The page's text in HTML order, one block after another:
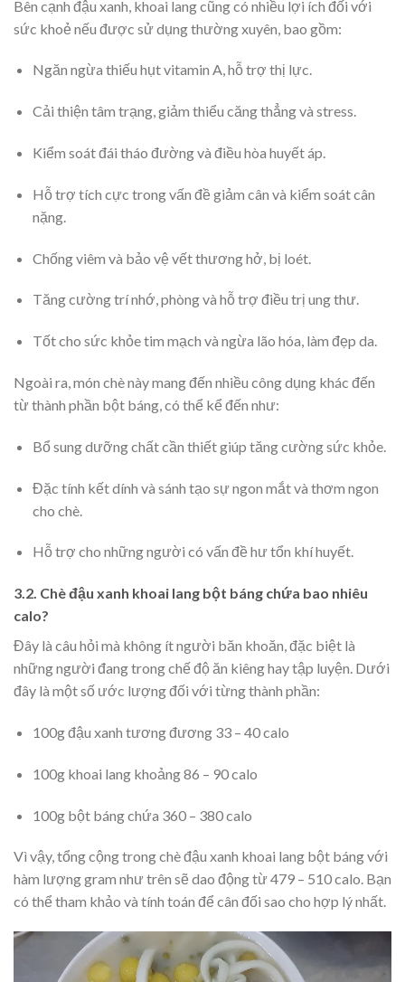
Bên cạnh đậu xanh, khoai lang cũng có nhiều lợi ích đối với
sức khoẻ nếu được sử dụng thường xuyên, bao gồm:
Ngăn ngừa thiếu hụt vitamin A, hỗ trợ thị lực.
Cải thiện tâm trạng, giảm thiểu căng thẳng và stress.
Kiểm soát đái tháo đường và điều hòa huyết áp.
Hỗ trợ tích cực trong vấn đề giảm cân và kiểm soát cân
nặng.
Chống viêm và bảo vệ vết thương hở, bị loét.
Tăng cường trí nhớ, phòng và hỗ trợ điều trị ung thư.
Tốt cho sức khỏe tim mạch và ngừa lão hóa, làm đẹp da.
Ngoài ra, món chè này mang đến nhiều công dụng khác đến
từ thành phần bột báng, có thể kể đến như:
Bổ sung dưỡng chất cần thiết giúp tăng cường sức khỏe.
Đặc tính kết dính và sánh tạo sự ngon mắt và thơm ngon
cho chè.
Hỗ trợ cho những người có vấn đề hư tổn khí huyết.
3.2. Chè đậu xanh khoai lang bột báng chứa bao nhiêu
calo?
Đây là câu hỏi mà không ít người băn khoăn, đặc biệt là
những người đang trong chế độ ăn kiêng hay tập luyện. Dưới
đây là một số ước lượng đối với từng thành phần:
100g đậu xanh tương đương 33 – 40 calo
100g khoai lang khoảng 86 – 90 calo
100g bột báng chứa 360 – 380 calo
Vì vậy, tổng cộng trong chè đậu xanh khoai lang bột báng với
hàm lượng gram như trên sẽ dao động từ 479 – 510 calo. Bạn
có thể tham khảo và tính toán để cân đối sao cho hợp lý nhất.